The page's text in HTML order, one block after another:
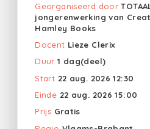
Georganiseerd door
jongerenwerking van
Hamley Books
Docent Lieze Clerix
Duur 1 dag(deel)
Start 22 aug. 2026 12:30
Einde 22 aug. 2026 15:00
Prijs Gratis